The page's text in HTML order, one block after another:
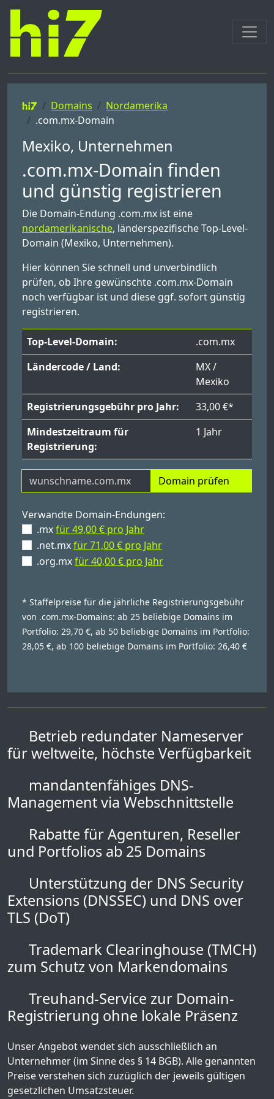
Domains
Nordamerika
.com.mx-Domain
Mexiko, Unternehmen
.com.mx-Domain finden
und günstig registrieren
Die Domain-Endung .com.mx ist eine
nordamerikanische, länderspezifische Top-Level-
Domain (Mexiko, Unternehmen).
Hier können Sie schnell und unverbindlich
prüfen, ob Ihre gewünschte .com.mx-Domain
noch verfügbar ist und diese ggf. sofort günstig
registrieren.
Top-Level-Domain:
.com.mx
Ländercode / Land:
MX /
Mexiko
Registrierungsgebühr pro Jahr:
33,00 €*
Mindestzeitraum für
Registrierung:
1 Jahr
Domain prüfen
Verwandte Domain-Endungen:
.mxfür 49,00 € pro Jahr
.net.mxfür 71,00 € pro Jahr
.org.mxfür 40,00 € pro Jahr
* Staffelpreise für die jährliche Registrierungsgebühr
von .com.mx-Domains: ab 25 beliebige Domains im
Portfolio: 29,70 €, ab 50 beliebige Domains im Portfolio:
28,05 €, ab 100 beliebige Domains im Portfolio: 26,40 €
Betrieb redundater Nameserver
für weltweite, höchste Verfügbarkeit
mandantenfähiges DNS-
Management via Webschnittstelle
Rabatte für Agenturen, Reseller
und Portfolios ab 25 Domains
Unterstützung der DNS Security
Extensions (DNSSEC) und DNS over
TLS (DoT)
Trademark Clearinghouse (TMCH)
zum Schutz von Markendomains
Treuhand-Service zur Domain-
Registrierung ohne lokale Präsenz
Unser Angebot wendet sich ausschließlich an
Unternehmer (im Sinne des § 14 BGB). Alle genannten
Preise verstehen sich zuzüglich der jeweils gültigen
gesetzlichen Umsatzsteuer.